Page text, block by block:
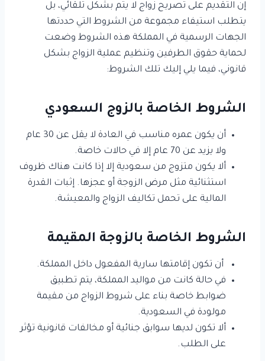
إن التقديم على تصريح زواج لا يتم بشكل تلقائي، بل
يتطلب استيفاء مجموعة من الشروط التي حددتها
الجهات الرسمية في المملكة هذه الشروط وضعت
لحماية حقوق الطرفين وتنظيم عملية الزواج بشكل
قانوني، فيما يلي إليك تلك الشروط:
الشروط الخاصة بالزوج السعودي
أن يكون عمره مناسب في العادة لا يقل عن 30 عام
ولا يزيد عن 70 عام إلا في حالات خاصة.
ألا يكون متزوج من سعودية إلا إذا كانت هناك ظروف
استثنائية مثل مرض الزوجة أو عجزها. إثبات القدرة
المالية على تحمل تكاليف الزواج والمعيشة.
الشروط الخاصة بالزوجة المقيمة
أن تكون إقامتها سارية المفعول داخل المملكة.
في حالة كانت من مواليد المملكة، يتم تطبيق
ضوابط خاصة بناء على شروط الزواج من مقيمة
مولودة في السعودية.
ألا تكون لديها سوابق جنائية أو مخالفات قانونية تؤثر
على الطلب.